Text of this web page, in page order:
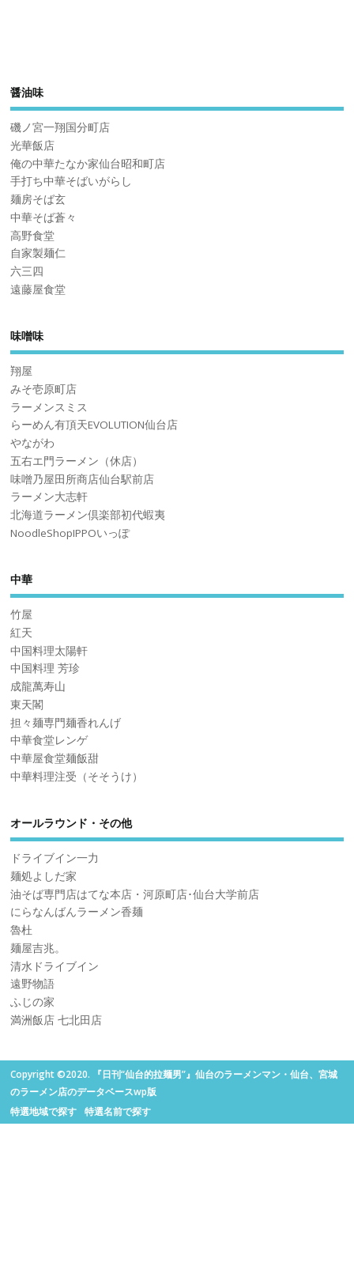
醤油味
磯ノ宮一翔国分町店
光華飯店
俺の中華たなか家仙台昭和町店
手打ち中華そばいがらし
麺房そば玄
中華そば蒼々
高野食堂
自家製麺仁
六三四
遠藤屋食堂
味噌味
翔屋
みそ壱原町店
ラーメンスミス
らーめん有頂天EVOLUTION仙台店
やながわ
五右エ門ラーメン（休店）
味噌乃屋田所商店仙台駅前店
ラーメン大志軒
北海道ラーメン倶楽部初代蝦夷
NoodleShopIPPOいっぽ
中華
竹屋
紅天
中国料理太陽軒
中国料理 芳珍
成龍萬寿山
東天閣
担々麺専門麺香れんげ
中華食堂レンゲ
中華屋食堂麺飯甜
中華料理注受（そそうけ）
オールラウンド・その他
ドライブイン一力
麺処よしだ家
油そば専門店はてな本店・河原町店･仙台大学前店
にらなんばんラーメン香麺
魯杜
麺屋吉兆。
清水ドライブイン
遠野物語
ふじの家
満洲飯店 七北田店
Copyright ©2020. 『日刊“仙台的拉麺男”』仙台のラーメンマン・仙台、宮城
のラーメン店のデータベースwp版
特選地域で探す
特選名前で探す